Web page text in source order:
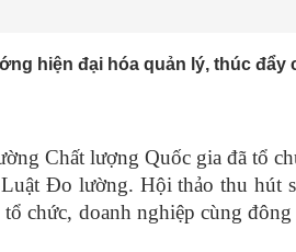
hiện đại hóa quản lý, thúc đẩy
Chất lượng Quốc gia đã tổ
Đo lường. Hội thảo thu hút
chức, doanh nghiệp cùng